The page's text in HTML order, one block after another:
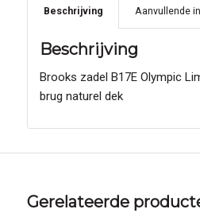
Beschrijving Aanvullende
Beschrijving
Brooks zadel B17E Olympic
brug naturel dek
Gerelateerde